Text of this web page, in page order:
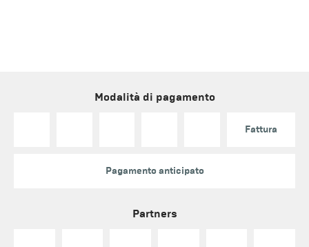
Modalità di pagamento
Fattura
Pagamento anticipato
Partners